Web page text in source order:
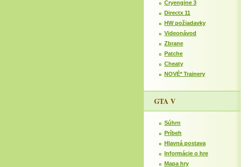
Cryengine 3
Directx 11
HW požiadavky
Videonávod
Zbrane
Patche
Cheaty
NOVÉ* Trainery
GTA V
Súhrn
Príbeh
Hlavná postava
Informácie o hre
Mapa hry